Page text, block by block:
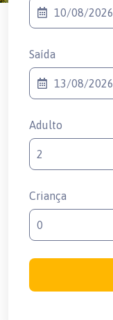
Saída
Adulto
Criança